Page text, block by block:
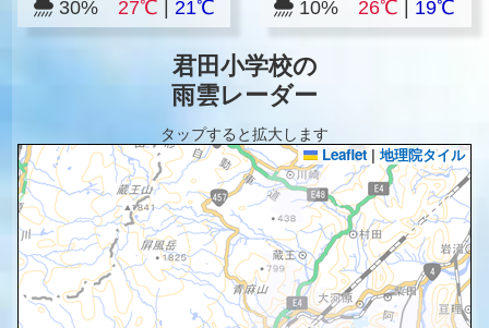
30% 27℃ 21℃ 10%26℃ 19℃
君田小学校の
雨雲レーダー
タップすると拡大します
Leaflet | 地理院タイル